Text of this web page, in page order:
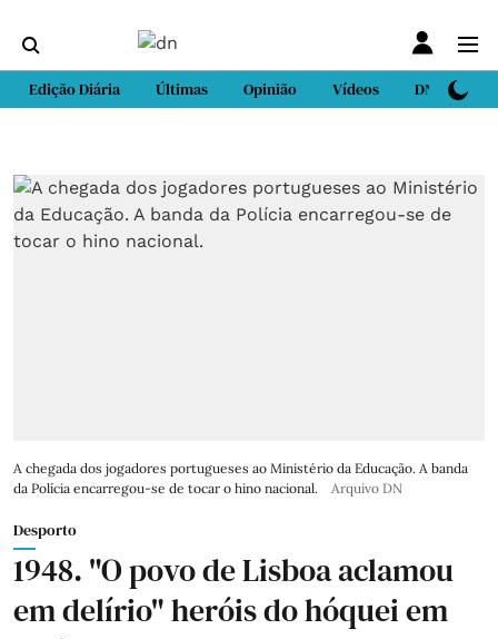
Edição Diária Últimas Opinião Vídeos DN Sport
A chegada dos jogadores portugueses ao Ministério da Educação. A banda
da Polícia encarregou-se de tocar o hino nacional.
Arquivo DN
Desporto
1948. "O povo de Lisboa aclamou
em delírio" heróis do hóquei em